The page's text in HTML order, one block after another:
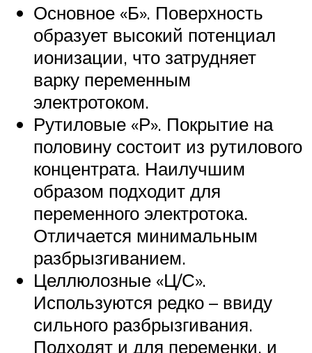
Основное «Б». Поверхность
образует высокий потенциал
ионизации, что затрудняет
варку переменным
электротоком.
Рутиловые «Р». Покрытие на
половину состоит из рутилового
концентрата. Наилучшим
образом подходит для
переменного электротока.
Отличается минимальным
разбрызгиванием.
Целлюлозные «Ц/С».
Используются редко – ввиду
сильного разбрызгивания.
Подходят и для переменки, и